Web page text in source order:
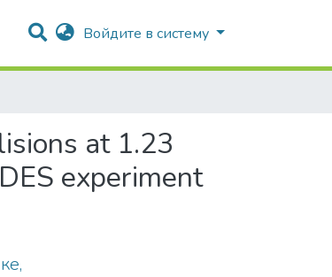
Войдите в систему
at 1.23
experiment